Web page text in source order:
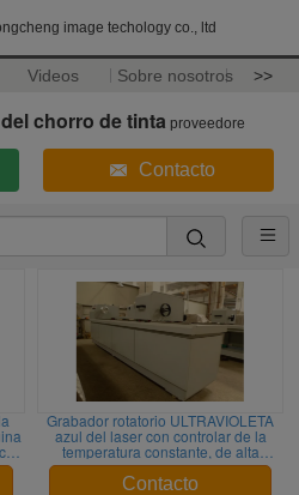
image techology co., ltd
Videos Sobre nosotros >>
chorro de tinta proveedore
Contacto
Grabador rotatorio ULTRAVIOLETA
azul del laser con controlar de la
temperatura constante, de alta
resolución
Contacto